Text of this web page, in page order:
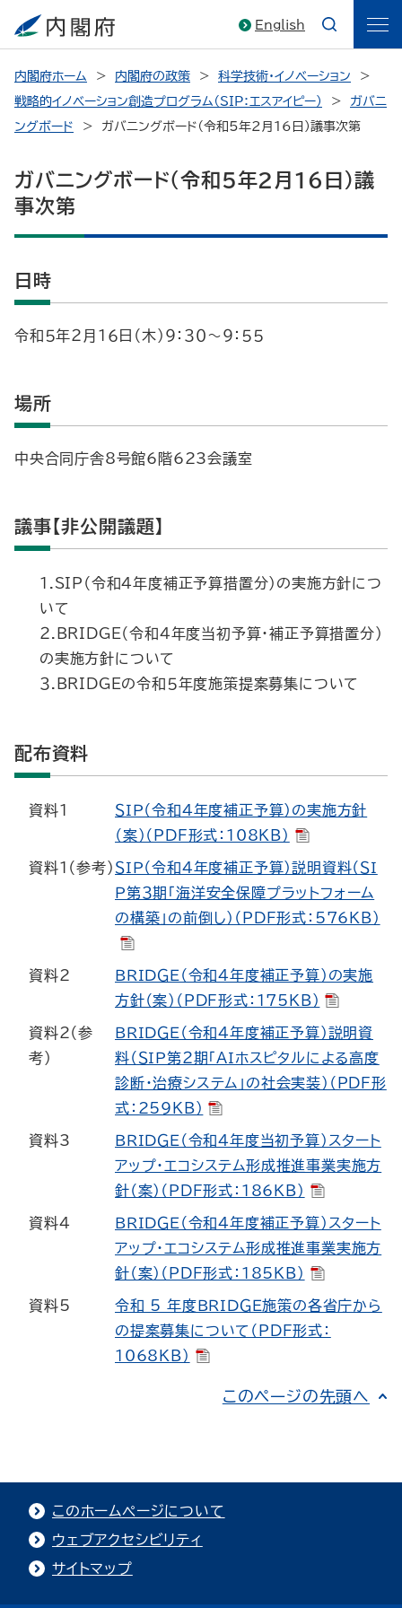
English
内閣府ホーム 内閣府の政策
科学技術・イノベーション
戦略的イノベーション創造プログラム（SIP：エスアイピー）
ガバニ
ングボード
ガバニングボード（令和5年2月16日）議事次第
ガバニングボード（令和5年2月16日）議
事次第
日時
令和５年２月１６日（木）９：３０～９：５５
場所
中央合同庁舎8号館6階623会議室
議事【非公開議題】
１.SIP（令和４年度補正予算措置分）の実施方針につ
いて
２.BRIDGE（令和４年度当初予算・補正予算措置分）
の実施方針について
３.BRIDGEの令和５年度施策提案募集について
配布資料
資料1
ＳＩＰ（令和４年度補正予算）の実施方針
（案）（PDF形式：108KB）
資料1（参考） ＳＩＰ（令和４年度補正予算）説明資料（ＳＩ
Ｐ第３期「海洋安全保障プラットフォーム
の構築」の前倒し）（PDF形式：576KB）
資料2
ＢＲＩＤＧＥ（令和４年度補正予算）の実施
方針（案）（PDF形式：175KB）
資料2（参
考）
ＢＲＩＤＧＥ（令和４年度補正予算）説明資
料（ＳＩＰ第２期「ＡＩホスピタルによる高度
診断・治療システム」の社会実装）（PDF形
式：259KB）
資料3
ＢＲＩＤＧＥ（令和４年度当初予算）スタート
アップ・エコシステム形成推進事業実施方
針（案）（PDF形式：186KB）
資料4
ＢＲＩＤＧＥ（令和４年度補正予算）スタート
アップ・エコシステム形成推進事業実施方
針（案）（PDF形式：185KB）
資料5
令和 5 年度ＢＲＩＤＧＥ施策の各省庁から
の提案募集について（PDF形式：
1068KB）
このページの先頭へ
このホームページについて
ウェブアクセシビリティ
サイトマップ